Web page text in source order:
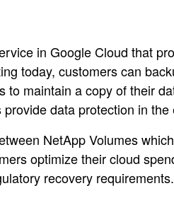
in Google Cloud that
today, customers can
maintain a copy of their
data protection in
NetApp Volumes
optimize their cloud
recovery requirements.